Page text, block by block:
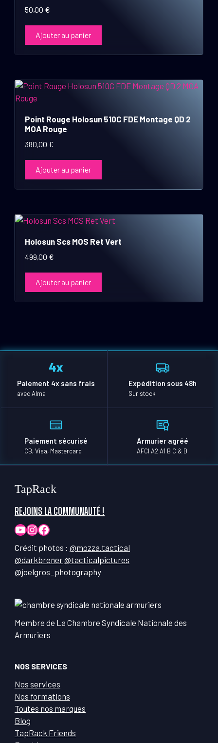
50,00 €
Ajouter au panier
Point Rouge Holosun 510C FDE Montage QD 2
MOA Rouge
380,00 €
Ajouter au panier
Holosun Scs MOS Ret Vert
499,00 €
Ajouter au panier
Paiement 4x sans frais
avec Alma
Expédition sous 48h
Sur stock
Paiement sécurisé
CB, Visa, Mastercard
Armurier agréé
AFCI A2 A1 B C & D
TapRack
REJOINS LA COMMUNAUTÉ !
YouTube
Instagram
Facebook
Crédit photos : @mozza.tactical
@darkbrener@tacticalpictures
@joelgros_photography
Membre de La Chambre Syndicale Nationale des
Armuriers
NOS SERVICES
Nos services
Nos formations
Toutes nos marques
Blog
TapRack Friends